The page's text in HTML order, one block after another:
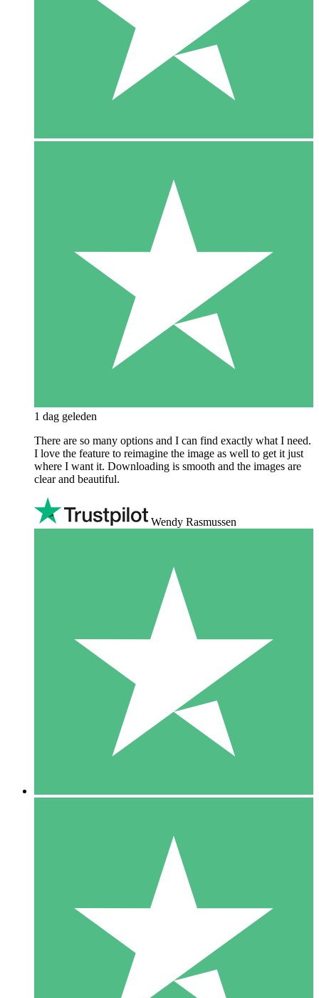
1 dag geleden
There are so many options and I can find exactly what I need.
I love the feature to reimagine the image as well to get it just
where I want it. Downloading is smooth and the images are
clear and beautiful.
Wendy Rasmussen